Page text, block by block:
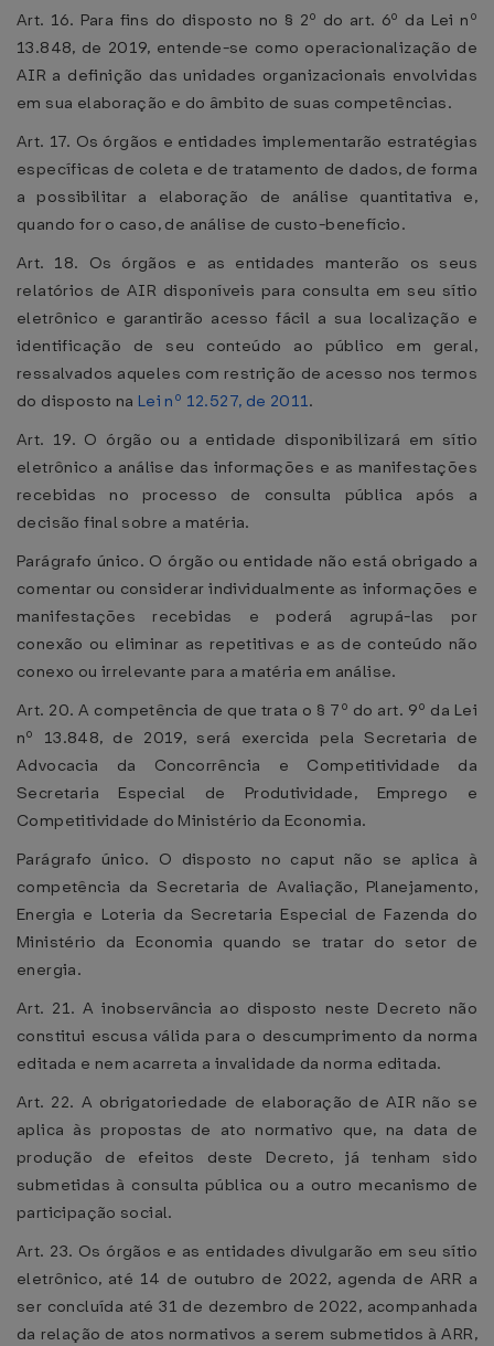
Art. 16. Para fins do disposto no § 2º do art. 6º da Lei nº
13.848, de 2019, entende-se como operacionalização de
AIR a definição das unidades organizacionais envolvidas
em sua elaboração e do âmbito de suas competências.
Art. 17. Os órgãos e entidades implementarão estratégias
específicas de coleta e de tratamento de dados, de forma
a possibilitar a elaboração de análise quantitativa e,
quando for o caso, de análise de custo-benefício.
Art. 18. Os órgãos e as entidades manterão os seus
relatórios de AIR disponíveis para consulta em seu sítio
eletrônico e garantirão acesso fácil a sua localização e
identificação de seu conteúdo ao público em geral,
ressalvados aqueles com restrição de acesso nos termos
do disposto na Lei nº 12.527, de 2011.
Art. 19. O órgão ou a entidade disponibilizará em sítio
eletrônico a análise das informações e as manifestações
recebidas no processo de consulta pública após a
decisão final sobre a matéria.
Parágrafo único. O órgão ou entidade não está obrigado a
comentar ou considerar individualmente as informações e
manifestações recebidas e poderá agrupá-las por
conexão ou eliminar as repetitivas e as de conteúdo não
conexo ou irrelevante para a matéria em análise.
Art. 20. A competência de que trata o § 7º do art. 9º da Lei
nº 13.848, de 2019, será exercida pela Secretaria de
Advocacia da Concorrência e Competitividade da
Secretaria Especial de Produtividade, Emprego e
Competitividade do Ministério da Economia.
Parágrafo único. O disposto no caput não se aplica à
competência da Secretaria de Avaliação, Planejamento,
Energia e Loteria da Secretaria Especial de Fazenda do
Ministério da Economia quando se tratar do setor de
energia.
Art. 21. A inobservância ao disposto neste Decreto não
constitui escusa válida para o descumprimento da norma
editada e nem acarreta a invalidade da norma editada.
Art. 22. A obrigatoriedade de elaboração de AIR não se
aplica às propostas de ato normativo que, na data de
produção de efeitos deste Decreto, já tenham sido
submetidas à consulta pública ou a outro mecanismo de
participação social.
Art. 23. Os órgãos e as entidades divulgarão em seu sítio
eletrônico, até 14 de outubro de 2022, agenda de ARR a
ser concluída até 31 de dezembro de 2022, acompanhada
da relação de atos normativos a serem submetidos à ARR,